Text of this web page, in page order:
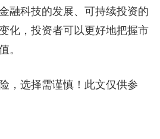
融科技的发展、可持续投资的
化，投资者可以更好地把握市
。
，选择需谨慎！此文仅供参